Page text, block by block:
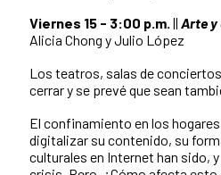
Viernes 15 - 3:00 p.m. || Arte y
Alicia Chong y Julio López
Los teatros, salas de
cerrar y se prevé que sean
El confinamiento en los
digitalizar su contenido, su
culturales en Internet han sido,